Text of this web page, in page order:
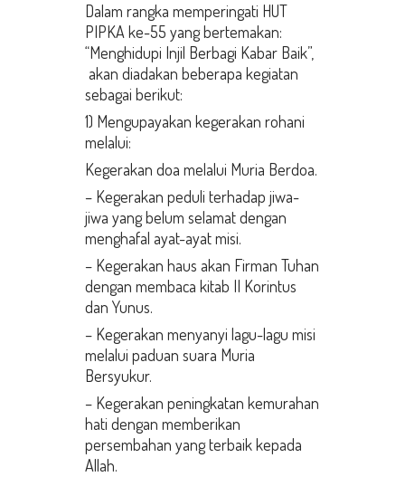
Dalam rangka memperingati HUT
PIPKA ke-55 yang bertemakan:
“Menghidupi Injil Berbagi Kabar Baik”,
akan diadakan beberapa kegiatan
sebagai berikut:
1) Mengupayakan kegerakan rohani
melalui:
Kegerakan doa melalui Muria Berdoa.
– Kegerakan peduli terhadap jiwa-
jiwa yang belum selamat dengan
menghafal ayat-ayat misi.
– Kegerakan haus akan Firman Tuhan
dengan membaca kitab II Korintus
dan Yunus.
– Kegerakan menyanyi lagu-lagu misi
melalui paduan suara Muria
Bersyukur.
– Kegerakan peningkatan kemurahan
hati dengan memberikan
persembahan yang terbaik kepada
Allah.